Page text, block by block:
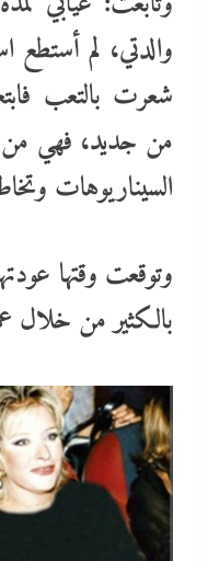
والدتي، لم أستطع
شعرت بالتعب
من جديد، فهي من
السيناريوهات
وتوقعت وقتها
بالكثير من خلال